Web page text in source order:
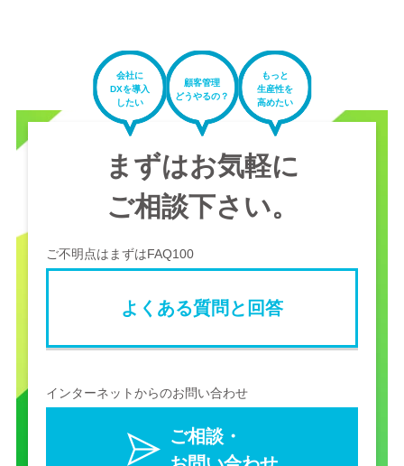
会社に
DXを導入
したい
顧客管理
どうやるの？
もっと
生産性を
高めたい
まずはお気軽に
ご相談下さい。
ご不明点はまずはFAQ100
よくある質問と回答
インターネットからのお問い合わせ
ご相談・